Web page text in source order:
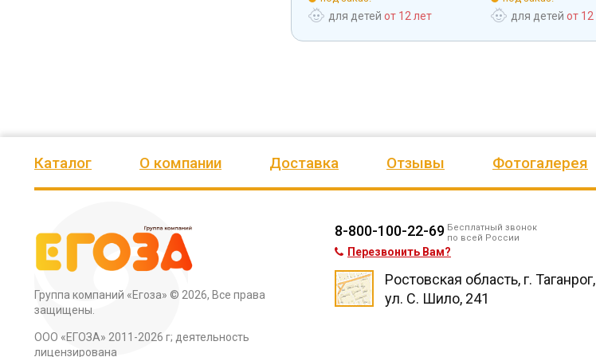
для детей от 12 лет для детей от 12
Каталог О компании Доставка Отзывы Фотогалерея
Группа компаний «Егоза» © 2026, Все права
защищены.
ООО «ЕГОЗА» 2011-2026 г; деятельность
лицензирована
8-800-100-22-69 Бесплатный звонок
по всей России
Перезвонить Вам?
Ростовская область, г. Таганрог,
ул. С. Шило, 241